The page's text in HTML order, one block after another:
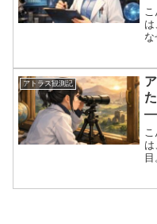
は
な
疑
アトラス観測記
―